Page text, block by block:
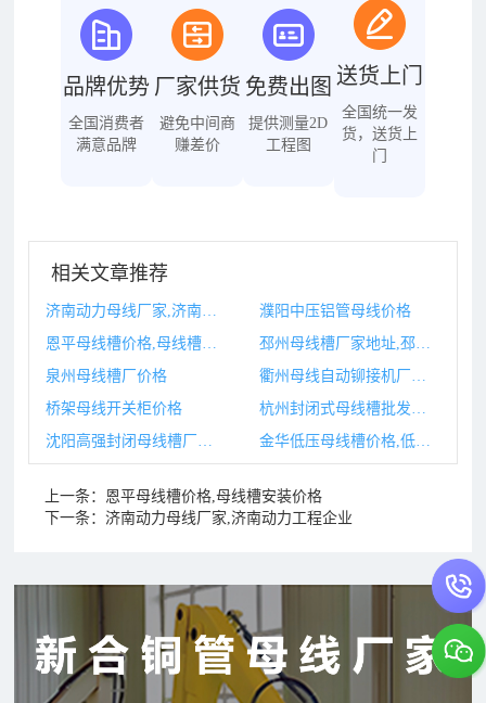
品牌优势
全国消费者
满意品牌
厂家供货
避免中间商
赚差价
免费出图
提供测量2D
工程图
送货上门
全国统一发
货，送货上
门
相关文章推荐
濮阳中压铝管母线价格
邳州母线槽厂家地址,邳州老年大学地址
泉州母线槽厂价格
桥架母线开关柜价格
金华低压母线槽价格,低压母线槽的国家标准
上一条：
恩平母线槽价格,母线槽安装价格
下一条： 济南动力母线厂家,济南动力工程企业